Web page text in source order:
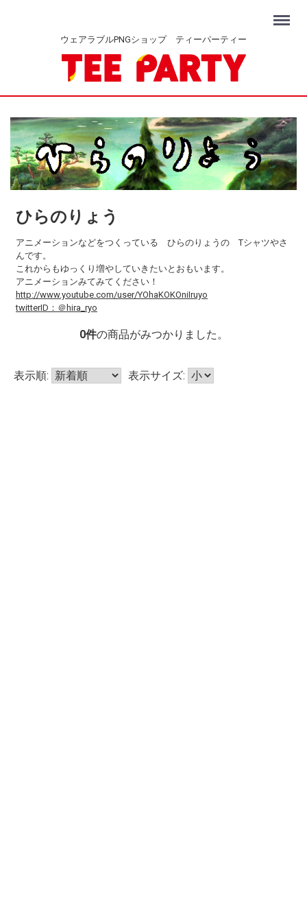
ウェアラブルPNGショップ ティーパーティー
Menu
ひらのりょう
アニメーションなどをつくっている ひらのりょうの Tシャツやさ
んです。
これからもゆっくり増やしていきたいとおもいます。
アニメーションみてみてください！
http://www.youtube.com/user/YOhaKOKOniIruyo
twitterID： ＠hira_ryo
0件の商品がみつかりました。
表示順: 表示サイズ: